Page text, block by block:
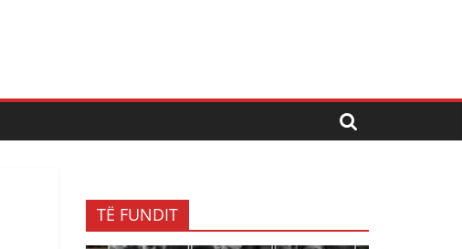
TË FUNDIT